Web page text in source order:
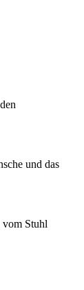
und das
vom Stuhl